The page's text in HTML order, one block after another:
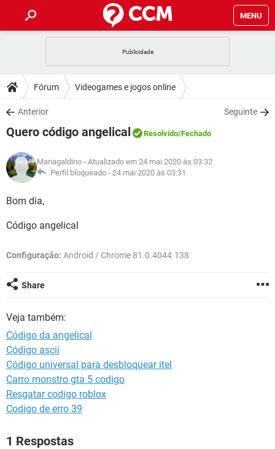
MENU
CELULAR FACEBOOK
OUTLOOK
INSTAGRAM GMAIL
GUIA DE COMPRAS
DICAS
JOGOS WHATSAPP
INSTAGRAM GMAIL
GUIA DE COMPRAS
DOWNLOADS
JOGOS WHATSAPP
CELULAR
OUTLOOK EXCEL
INSTAGRAM
FÓRUM
JOGOS WHATSAPP
CELULAR
OUTLOOK
INSTAGRAM
GLOSSÁRIO
JOGOS
INSTAGRAM GMAIL
GUIA DE COMPRAS
Fórum Videogames e jogos online
Anterior Seguinte
Quero código angelical Resolvido/Fechado
Mariagaldino - Atualizado em 24 mai 2020 às 03:32
Perfil bloqueado - 24 mai 2020 às 03:31
Bom dia,
Código angelical
Configuração: Android / Chrome 81.0.4044.138
Share
Veja também:
Código da angelical
Código ascii
Código universal para desbloquear itel
Carro monstro gta 5 codigo
Resgatar codigo roblox
Codigo de erro 39
1 Respostas